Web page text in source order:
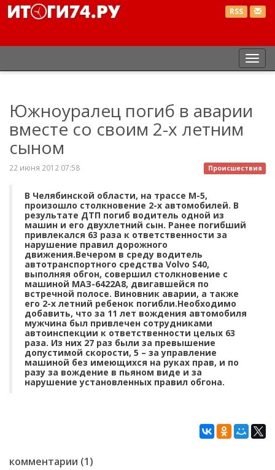
RSS
Южноуралец погиб в аварии
вместе со своим 2-х летним
сыном
Происшествия
22 июня 2012 07:58
В Челябинской области, на трассе М-5,
произошло столкновение 2-х автомобилей. В
результате ДТП погиб водитель одной из
машин и его двухлетний сын. Ранее погибший
привлекался 63 раза к ответственности за
нарушение правил дорожного
движения.Вечером в среду водитель
автотранспортного средства Volvo S40,
выполняя обгон, совершил столкновение с
машиной МАЗ-6422А8, двигавшейся по
встречной полосе. Виновник аварии, а также
его 2-х летний ребенок погибли.Необходимо
добавить, что за 11 лет вождения автомобиля
мужчина был привлечен сотрудниками
автоинспекции к ответственности целых 63
раза. Из них 27 раз были за превышение
допустимой скорости, 5 – за управление
машиной без имеющихся на руках прав, и по
разу за вождение в пьяном виде и за
нарушение установленных правил обгона.
комментарии (1)